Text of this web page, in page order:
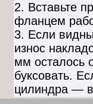
2. Вставьте
фланцем
3. Если
износ
мм осталось
буксовать.
цилиндра —